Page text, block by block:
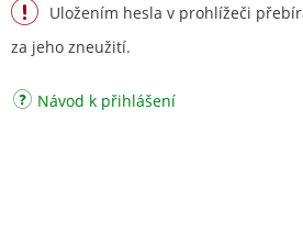
Uložením hesla v prohlížeči
za jeho zneužití.
Návod k přihlášení